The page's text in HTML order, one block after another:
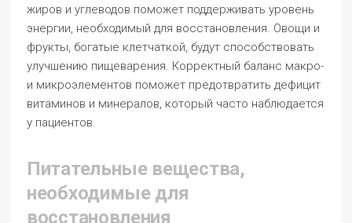
жиров и углеводов поможет поддерживать уровень
энергии, необходимый для восстановления. Овощи и
фрукты, богатые клетчаткой, будут способствовать
улучшению пищеварения. Корректный баланс макро-
и микроэлементов поможет предотвратить дефицит
витаминов и минералов, который часто наблюдается
у пациентов.
Питательные вещества,
необходимые для
восстановления